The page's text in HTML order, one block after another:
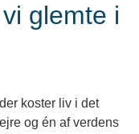
glemte i
koster liv i det
og én af verdens